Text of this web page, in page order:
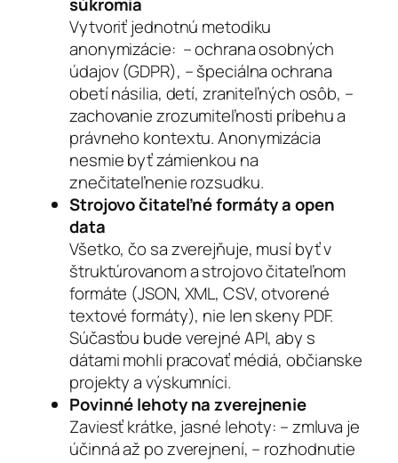
Vytvoriť jednotnú metodiku
anonymizácie: – ochrana osobných
údajov (GDPR), – špeciálna ochrana
obetí násilia, detí, zraniteľných osôb, –
zachovanie zrozumiteľnosti príbehu a
právneho kontextu. Anonymizácia
nesmie byť zámienkou na
znečitateľnenie rozsudku.
Strojovo čitateľné formáty a open
data
Všetko, čo sa zverejňuje, musí byť v
štruktúrovanom a strojovo čitateľnom
formáte (JSON, XML, CSV, otvorené
textové formáty), nie len skeny PDF.
Súčasťou bude verejné API, aby s
dátami mohli pracovať médiá, občianske
projekty a výskumníci.
Povinné lehoty na zverejnenie
Zaviesť krátke, jasné lehoty: – zmluva je
účinná až po zverejnení, – rozhodnutie